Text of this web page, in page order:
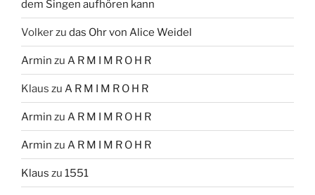
dem Singen aufhören kann
Volkerzu das Ohr von Alice Weidel
Armin zu A R M I M R O H R
Klaus zu A R M I M R O H R
Armin zu A R M I M R O H R
Armin zu A R M I M R O H R
Klaus zu 1551